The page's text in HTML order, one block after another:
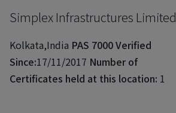
Simplex Infrastructures Limited
Kolkata,India PAS 7000 Verified
Since:17/11/2017 Number of
Certificates held at this location: 1